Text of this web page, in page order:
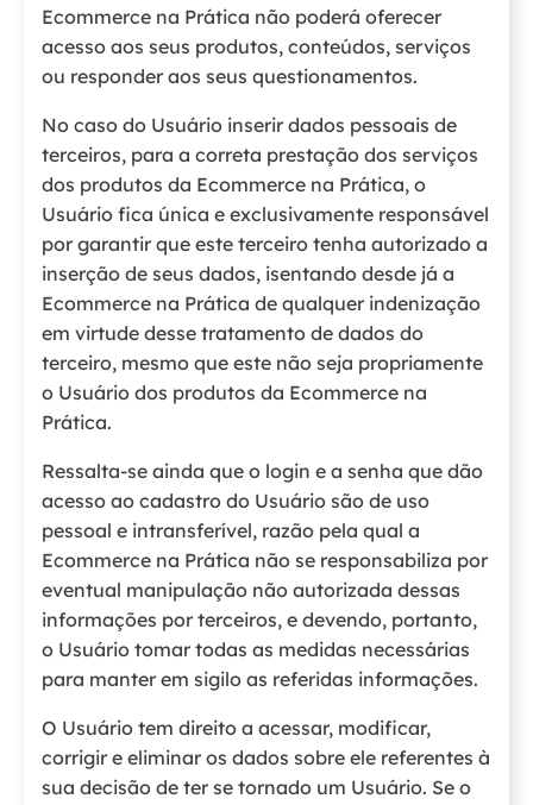
Ecommerce na Prática não poderá oferecer
acesso aos seus produtos, conteúdos, serviços
ou responder aos seus questionamentos.
No caso do Usuário inserir dados pessoais de
terceiros, para a correta prestação dos serviços
dos produtos da Ecommerce na Prática, o
Usuário fica única e exclusivamente responsável
por garantir que este terceiro tenha autorizado a
inserção de seus dados, isentando desde já a
Ecommerce na Prática de qualquer indenização
em virtude desse tratamento de dados do
terceiro, mesmo que este não seja propriamente
o Usuário dos produtos da Ecommerce na
Prática.
Ressalta-se ainda que o login e a senha que dão
acesso ao cadastro do Usuário são de uso
pessoal e intransferível, razão pela qual a
Ecommerce na Prática não se responsabiliza por
eventual manipulação não autorizada dessas
informações por terceiros, e devendo, portanto,
o Usuário tomar todas as medidas necessárias
para manter em sigilo as referidas informações.
O Usuário tem direito a acessar, modificar,
corrigir e eliminar os dados sobre ele referentes à
sua decisão de ter se tornado um Usuário. Se o